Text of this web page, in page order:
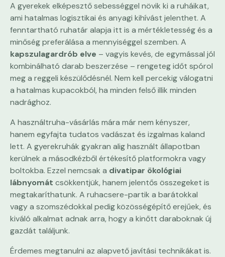
A gyerekek elképesztő sebességgel növik ki a ruháikat,
ami hatalmas logisztikai és anyagi kihívást jelenthet. A
fenntartható ruhatár alapja itt is a mértékletesség és a
minőség preferálása a mennyiséggel szemben. A
kapszulagardrób elve – vagyis kevés, de egymással jól
kombinálható darab beszerzése – rengeteg időt spórol
meg a reggeli készülődésnél. Nem kell percekig válogatni
a hatalmas kupacokból, ha minden felső illik minden
nadrághoz.
A használtruha-vásárlás mára már nem kényszer,
hanem egyfajta tudatos vadászat és izgalmas kaland
lett. A gyerekruhák gyakran alig használt állapotban
kerülnek a másodkézből értékesítő platformokra vagy
boltokba. Ezzel nemcsak a divatipar ökológiai
lábnyomát csökkentjük, hanem jelentős összegeket is
megtakaríthatunk. A ruhacsere-partik a barátokkal
vagy a szomszédokkal pedig közösségépítő erejűek, és
kiváló alkalmat adnak arra, hogy a kinőtt daraboknak új
gazdát találjunk.
Érdemes megtanulni az alapvető javítási technikákat is.